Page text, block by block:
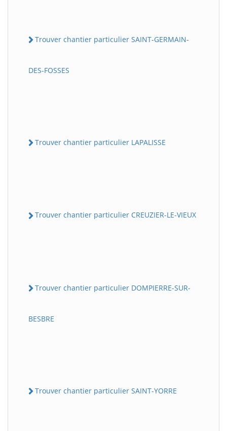
Trouver chantier particulier SAINT-GERMAIN-
DES-FOSSES
Trouver chantier particulier LAPALISSE
Trouver chantier particulier CREUZIER-LE-VIEUX
Trouver chantier particulier DOMPIERRE-SUR-
BESBRE
Trouver chantier particulier SAINT-YORRE